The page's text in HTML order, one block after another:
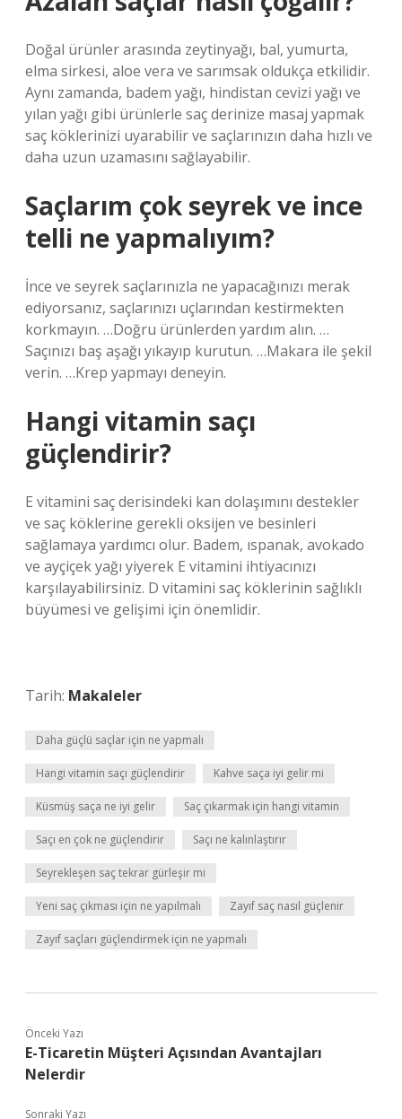
Doğal ürünler arasında zeytinyağı, bal, yumurta,
elma sirkesi, aloe vera ve sarımsak oldukça etkilidir.
Aynı zamanda, badem yağı, hindistan cevizi yağı ve
yılan yağı gibi ürünlerle saç derinize masaj yapmak
saç köklerinizi uyarabilir ve saçlarınızın daha hızlı ve
daha uzun uzamasını sağlayabilir.
Saçlarım çok seyrek ve ince
telli ne yapmalıyım?
İnce ve seyrek saçlarınızla ne yapacağınızı merak
ediyorsanız, saçlarınızı uçlarından kestirmekten
korkmayın. …Doğru ürünlerden yardım alın. …
Saçınızı baş aşağı yıkayıp kurutun. …Makara ile şekil
verin. …Krep yapmayı deneyin.
Hangi vitamin saçı
güçlendirir?
E vitamini saç derisindeki kan dolaşımını destekler
ve saç köklerine gerekli oksijen ve besinleri
sağlamaya yardımcı olur. Badem, ıspanak, avokado
ve ayçiçek yağı yiyerek E vitamini ihtiyacınızı
karşılayabilirsiniz. D vitamini saç köklerinin sağlıklı
büyümesi ve gelişimi için önemlidir.
Tarih: Makaleler
Daha güçlü saçlar için ne yapmalı
Hangi vitamin saçı güçlendirir Kahve saça iyi gelir mi
Küsmüş saça ne iyi gelir Saç çıkarmak için hangi vitamin
Saçı en çok ne güçlendirir Saçı ne kalınlaştırır
Seyrekleşen saç tekrar gürleşir mi
Yeni saç çıkması için ne yapılmalı Zayıf saç nasıl güçlenir
Zayıf saçları güçlendirmek için ne yapmalı
Önceki Yazı
E-Ticaretin Müşteri Açısından Avantajları
Nelerdir
Sonraki Yazı